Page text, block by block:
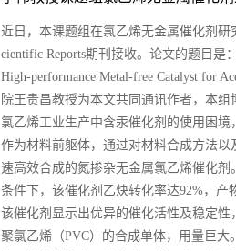
近日，本课题组在氯乙烯无金属催化剂研
cientific Reports期刊接收。论文的题目是
High-performance Metal-free Catalyst for
院王贵昌教授为本文共同通讯作者，本
氯乙烯工业生产中含汞催化剂的使用困
作为材料前躯体，通过对材料合成方法
速高效合成的氮掺杂无金属氯乙烯催化
条件下，该催化剂乙炔转化率达92%，产
该催化剂显示出优异的催化活性及稳定
聚氯乙烯（PVC）的合成单体，用量巨